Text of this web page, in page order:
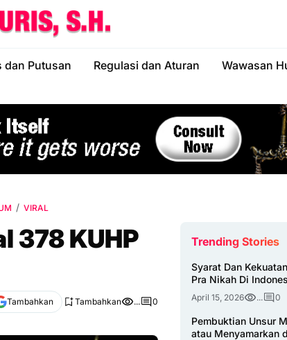
dan Putusan Regulasi dan Aturan Wawasan
VIRAL
378 KUHP
Tambahkan Tambahkan ... 0
Trending Stories
Syarat Dan
Pra Nikah Di
April 15, 2026 ... 0
Pembuktian Unsur
atau Menyamarkan